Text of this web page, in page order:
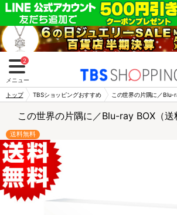
2
メニュー
トップ TBSショッピングおすすめ この世界の片隅に／Blu-
この世界の片隅に／Blu-ray BOX（送
送料無料